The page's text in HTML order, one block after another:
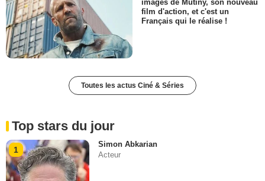
images de Mutiny, son nouveau
film d'action, et c'est un
Français qui le réalise !
Toutes les actus Ciné & Séries
Top stars du jour
1
Simon Abkarian
Acteur